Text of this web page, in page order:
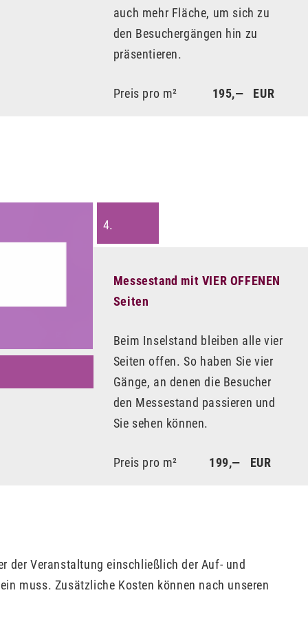
auch mehr Fläche, um sich zu
den Besuchergängen hin zu
präsentieren.
Preis pro m² 195,— EUR
4.
Messestand mit VIER OFFENEN
Seiten
Beim Inselstand bleiben alle vier
Seiten offen. So haben Sie vier
Gänge, an denen die Besucher
den Messestand passieren und
Sie sehen können.
Preis pro m² 199,— EUR
der Veranstaltung einschließlich der Auf- und
muss. Zusätzliche Kosten können nach unseren